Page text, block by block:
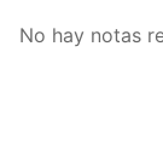
No hay notas